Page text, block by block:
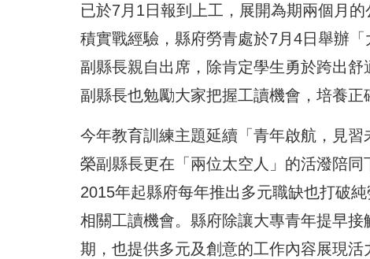
已於7月1日報到上工，展開為期兩個月
積實戰經驗，縣府勞青處於7月4日舉辦
副縣長親自出席，除肯定學生勇於跨出
副縣長也勉勵大家把握工讀機會，培養正
今年教育訓練主題延續「青年啟航，見
榮副縣長更在「兩位太空人」的活潑陪
2015年起縣府每年推出多元職缺也打破
相關工讀機會。縣府除讓大專青年提早
期，也提供多元及創意的工作內容展現